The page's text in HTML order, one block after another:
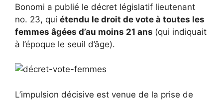
Bonomi a publié le décret législatif lieutenant
no. 23, qui étendu le droit de vote à toutes les
femmes âgées d’au moins 21 ans (qui indiquait
à l’époque le seuil d’âge).
L’impulsion décisive est venue de la prise de